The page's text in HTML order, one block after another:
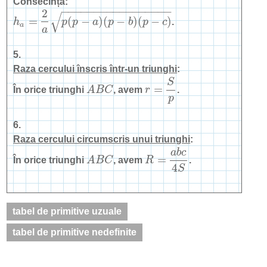
ha =
ha=
2
a
p(p − a)(p − b)(p − c)
− −
−−−−−−−−−−−−−−−
√
2ap(p−a)(p−b)(p−c) .
5.
Raza cercului înscris într-un triunghi:
În orice triunghi ABC
ABC , avemr =
r=
S
p
Sp .
6.
Raza cercului circumscris unui triunghi:
În orice triunghiABC
ABC , avemR =
R=
abc
4S
abc4S
.
tabel de primitive uzuale
tabel de primitive nedefinite